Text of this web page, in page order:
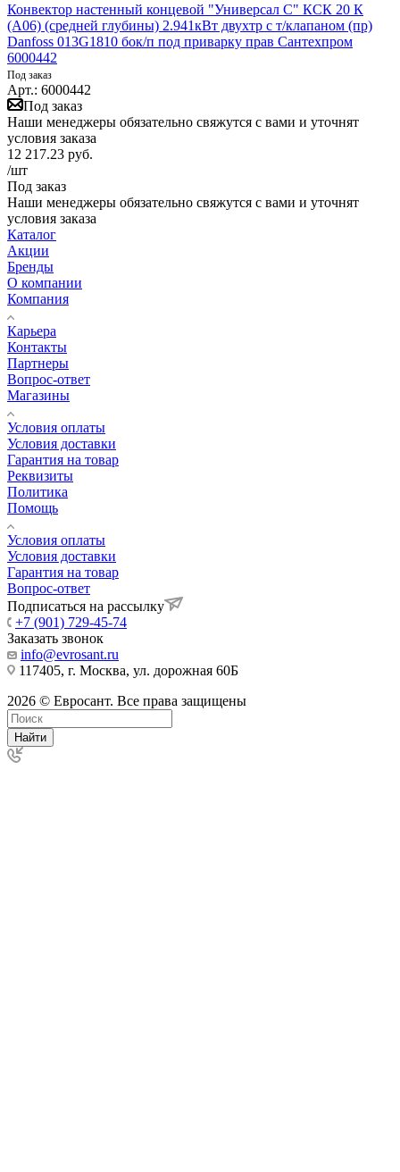
Конвектор настенный концевой "Универсал С" КСК 20 К
(А06) (средней глубины) 2.941кВт двухтр с т/клапаном (пр)
Danfoss 013G1810 бок/п под приварку прав Сантехпром
6000442
Под заказ
Арт.: 6000442
Под заказ
Наши менеджеры обязательно свяжутся с вами и уточнят
условия заказа
12 217.23 руб.
/шт
Под заказ
Наши менеджеры обязательно свяжутся с вами и уточнят
условия заказа
Каталог
Акции
Бренды
О компании
Компания
Карьера
Контакты
Партнеры
Вопрос-ответ
Магазины
Условия оплаты
Условия доставки
Гарантия на товар
Реквизиты
Политика
Помощь
Условия оплаты
Условия доставки
Гарантия на товар
Вопрос-ответ
Подписаться на рассылку
+7 (901) 729-45-74
Заказать звонок
info@evrosant.ru
117405, г. Москва, ул. дорожная 60Б
2026 © Евросант. Все права защищены
Найти